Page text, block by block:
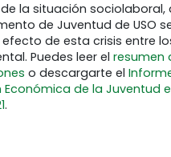
la situación sociolaboral,
de Juventud de USO
de esta crisis entre
Puedes leer el resumen
o descargarte el
Económica de la Juventud
.